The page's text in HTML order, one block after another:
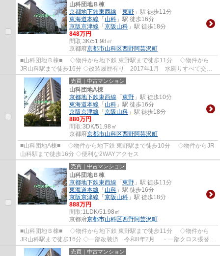
山科団地Ｂ棟
京都地下鉄東西線 「東野 」駅 徒歩11分
東海道本線 「山科 」駅 徒歩16分
京阪京津線 「京阪山科 」駅 徒歩18分
848万円
間取:3K/51.98㎡
京都府京都市山科区西野阿芸沢町
■山科団地Ｂ棟■ ◇物件から地下鉄 東野駅まで徒歩11分 ◇物件から
JR山科駅まで徒歩16分 ◇改装履歴有り 2017年1月 水廻りすべて交
換 クロス張替 畳表替 リフォーム後未使用 ◇南...
売買｜中古マンション
山科団地A棟
京都地下鉄東西線 「東野 」駅 徒歩10分
東海道本線 「山科 」駅 徒歩16分
京阪京津線 「京阪山科 」駅 徒歩18分
880万円
間取:3DK/51.98㎡
京都府京都市山科区西野阿芸沢町
■山科団地A棟■ ◇物件から地下鉄 東野駅まで徒歩10分 ◇物件からJR
山科駅まで徒歩16分 ◇便利な2WAYアクセス
売買｜中古マンション
山科団地Ｂ棟
京都地下鉄東西線 「東野 」駅 徒歩11分
東海道本線 「山科 」駅 徒歩16分
京阪京津線 「京阪山科 」駅 徒歩18分
888万円
間取:1LDK/51.98㎡
京都府京都市山科区西野阿芸沢町
■山科団地Ｂ棟■ ◇物件から地下鉄 東野駅まで徒歩11分 ◇物件から
JR山科駅まで徒歩16分 ◇一部改装済 令和8年2月 ・一部クロス張替・
フローリング張替・ビルトインコンロ新調 レ...
売買｜中古マンション